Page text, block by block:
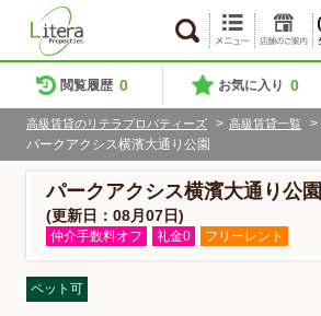
閲覧履歴 0 お気に入り 0
高級賃貸のリテラプロパティーズ > 高級賃貸一覧 >
パークアクシス横濱大通り公園
パークアクシス横濱大通り公園
(更新日：08月07日)
仲介手数料オフ 礼金0 フリーレント
ペット可